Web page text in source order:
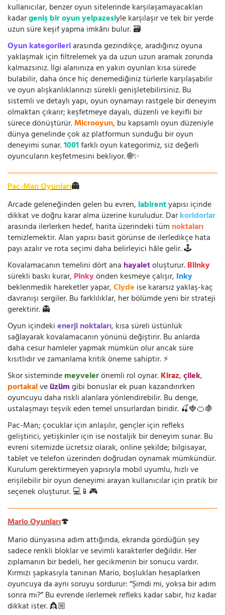
kullanıcılar, benzer oyun sitelerinde karşılaşamayacakları
kadargeniş bir oyun yelpazesiyle karşılaşır ve tek bir yerde
uzun süre keşif yapma imkânı bulur. 🗃️
Oyun kategorileriarasında gezindikçe, aradığınız oyuna
yaklaşmak için filtrelemek ya da uzun uzun aramak zorunda
kalmazsınız. İlgi alanınıza en yakın oyunları kısa sürede
bulabilir, daha önce hiç denemediğiniz türlerle karşılaşabilir
ve oyun alışkanlıklarınızı sürekli genişletebilirsiniz. Bu
sistemli ve detaylı yapı, oyun oynamayı rastgele bir deneyim
olmaktan çıkarır; keşfetmeye dayalı, düzenli ve keyifli bir
sürece dönüştürür.Microoyun, bu kapsamlı oyun düzeniyle
dünya genelinde çok az platformun sunduğu bir oyun
deneyimi sunar.1001farklı oyun kategorimiz, siz değerli
oyuncuların keşfetmesini bekliyor. 🌐✨
Pac-Man Oyunları👻
Arcade geleneğinden gelen bu evren, labirentyapısı içinde
dikkat ve doğru karar alma üzerine kuruludur. Darkoridorlar
arasında ilerlerken hedef, harita üzerindeki tüm noktaları
temizlemektir. Alan yapısı basit görünse de ilerledikçe hata
payı azalır ve rota seçimi daha belirleyici hâle gelir. 🕹️
Kovalamacanın temelini dört ana hayaletoluşturur.Blinky
sürekli baskı kurar, Pinkyönden kesmeye çalışır, Inky
beklenmedik hareketler yapar,Clyde ise kararsız yaklaş-kaç
davranışı sergiler. Bu farklılıklar, her bölümde yeni bir strateji
gerektirir. 👻
Oyun içindekienerji noktaları, kısa süreli üstünlük
sağlayarak kovalamacanın yönünü değiştirir. Bu anlarda
daha cesur hamleler yapmak mümkün olur ancak süre
kısıtlıdır ve zamanlama kritik öneme sahiptir. ⚡
Skor sistemindemeyvelerönemli rol oynar.Kiraz,çilek,
portakalveüzümgibi bonuslar ek puan kazandırırken
oyuncuyu daha riskli alanlara yönlendirebilir. Bu denge,
ustalaşmayı teşvik eden temel unsurlardan biridir. 🍒🍓🍊🍇
Pac-Man; çocuklar için anlaşılır, gençler için refleks
geliştirici, yetişkinler için ise nostaljik bir deneyim sunar. Bu
evreni sitemizde ücretsiz olarak, online şekilde; bilgisayar,
tablet ve telefon üzerinden doğrudan oynamak mümkündür.
Kurulum gerektirmeyen yapısıyla mobil uyumlu, hızlı ve
erişilebilir bir oyun deneyimi arayan kullanıcılar için pratik bir
seçenek oluşturur. 💻📱🎮
Mario Oyunları🍄
Mario dünyasına adım attığında, ekranda gördüğün şey
sadece renkli bloklar ve sevimli karakterler değildir. Her
zıplamanın bir bedeli, her gecikmenin bir sonucu vardır.
Kırmızı şapkasıyla tanınan Mario, boşlukları hesaplarken
oyuncuya da aynı soruyu sordurur: “Şimdi mi, yoksa bir adım
sonra mı?” Bu evrende ilerlemek refleks kadar sabır, hız kadar
dikkat ister. 👸🏼